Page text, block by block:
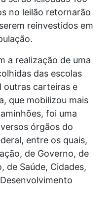
no leilão retornarão
reinvestidos em
a realização de uma
das escolas
outras carteiras e
que mobilizou mais
foi uma
órgãos do
entre os quais,
de Governo, de
de Saúde, Cidades,